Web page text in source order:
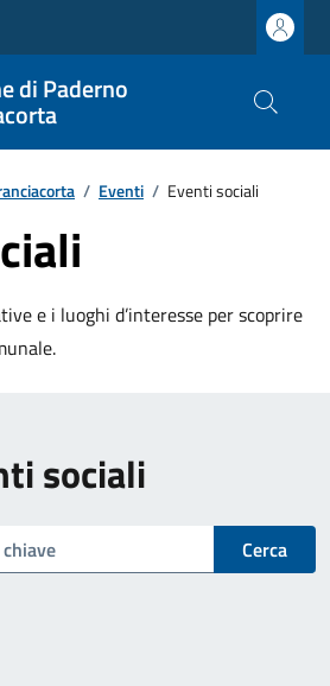
di Paderno
/ Eventi / Eventi sociali
e i luoghi d’interesse per scoprire
sociali
Cerca